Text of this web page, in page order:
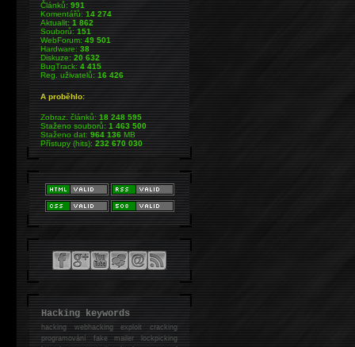
Článků:991
Komentářů:14 274
Aktualit:1 862
Souborů:151
WebForum:49 501
Hardware:38
Diskuze:20 632
BugTrack:4 415
Reg. uživatelů:16 426
A proběhlo:
Zobraz. článků:18 248 595
Staženo souborů:1 463 500
Staženo dat:964 136MB
Přístupy (hits):232 670 030
Hacking keywords
hackingwebhacking exploit cracking
programování fake mailer lockpicking